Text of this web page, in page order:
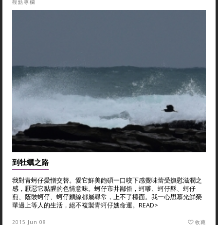
觀點專欄
到牡蠣之路
我對青蚵仔愛憎交替。愛它鮮美飽碩一口咬下感覺味蕾受撫慰滋潤之
感，厭惡它黏腥的色情意味。蚵仔市井鄙俗，蚵嗲、蚵仔酥、蚵仔
煎、蔭豉蚵仔、蚵仔麵線都屬尋常，上不了檯面。我一心思慕光鮮榮
華過上等人的生活，絕不複製青蚵仔嫂命運。 READ>
2015 Jun 08 收藏